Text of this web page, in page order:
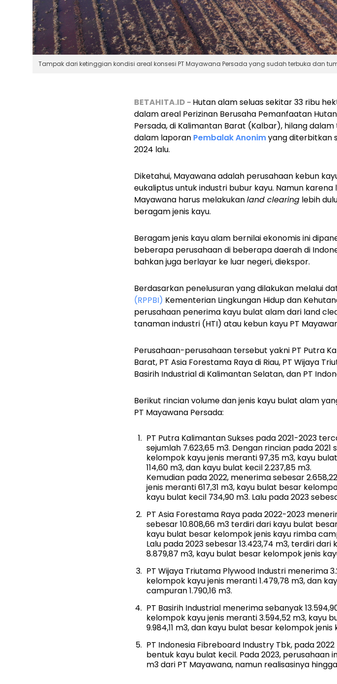
Tampak dari ketinggian kondisi areal konsesi PT Mayawana Persada yang sudah terbuka dan
BETAHITA.ID - Hutan alam seluas sekitar 33 ribu
dalam areal Perizinan Berusaha Pemanfaatan
Persada, di Kalimantan Barat (Kalbar), hilang
dalam laporan Pembalak Anonimyang diterbitkan
2024 lalu.
Diketahui, Mayawana adalah perusahaan kebun
eukaliptus untuk industri bubur kayu. Namun
Mayawana harus melakukanland clearing lebih
beragam jenis kayu.
Beragam jenis kayu alam bernilai ekonomis ini
beberapa perusahaan di beberapa daerah di
bahkan juga berlayar ke luar negeri, diekspor.
Berdasarkan penelusuran yang dilakukan melalui
(RPPBI) Kementerian Lingkungan Hidup dan
perusahaan penerima kayu bulat alam dari land
tanaman industri (HTI) atau kebun kayu PT
Perusahaan-perusahaan tersebut yakni PT Putra
Barat, PT Asia Forestama Raya di Riau, PT Wijaya
Basirih Industrial di Kalimantan Selatan, dan PT
Berikut rincian volume dan jenis kayu bulat alam
PT Mayawana Persada:
PT Putra Kalimantan Sukses pada 2021-2023
sejumlah 7.623,65 m3. Dengan rincian pada
kelompok kayu jenis meranti 97,35 m3, kayu
114,60 m3, dan kayu bulat kecil 2.237,85 m3.
Kemudian pada 2022, menerima sebesar
jenis meranti 617,31 m3, kayu bulat besar
kayu bulat kecil 734,90 m3. Lalu pada 2023
PT Asia Forestama Raya pada 2022-2023
sebesar 10.808,66 m3 terdiri dari kayu bulat
kayu bulat besar kelompok jenis kayu rimba
Lalu pada 2023 sebesar 13.423,74 m3, terdiri
8.879,87 m3, kayu bulat besar kelompok jenis
PT Wijaya Triutama Plywood Industri menerima
kelompok kayu jenis meranti 1.479,78 m3, dan
campuran 1.790,16 m3.
PT Basirih Industrial menerima sebanyak
kelompok kayu jenis meranti 3.594,52 m3, kayu
9.984,11 m3, dan kayu bulat besar kelompok
PT Indonesia Fibreboard Industry Tbk, pada
bentuk kayu bulat kecil. Pada 2023,
m3 dari PT Mayawana, namun realisasinya